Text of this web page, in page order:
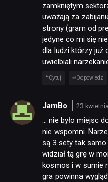
zamkniętym
uważają za
strony (gram od
jedyne co mi się
dla ludzi którzy już
uwielbiali
Cytuj Odpowiedz
JamBo 23
… nie było miejsc
nie wspomni.
są 3 sety tak
widział tą grę w
kosmos i w sumie
gra powinna